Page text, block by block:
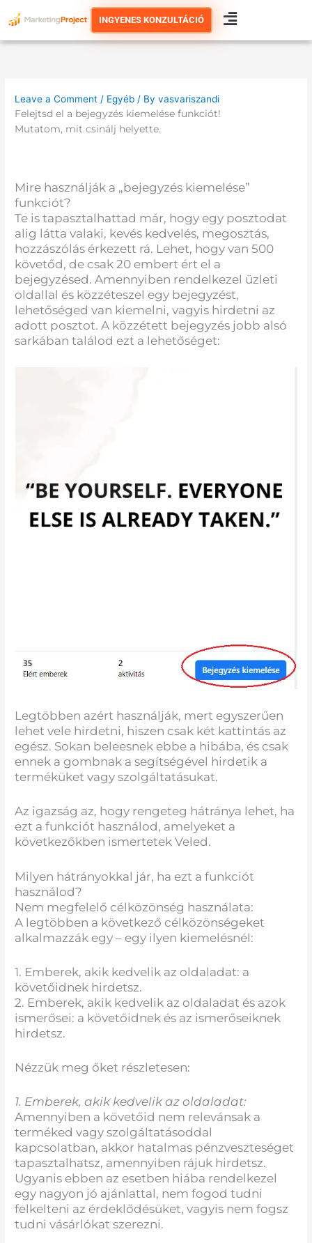
to
INGYENES KONZULTÁCIÓ
Leave a Comment / Egyéb / Byvasvariszandi
Felejtsd el a bejegyzés kiemelése funkciót!
Mutatom, mit csinálj helyette.
Mire használják a „bejegyzés kiemelése”
funkciót?
Te is tapasztalhattad már, hogy egy posztodat
alig látta valaki, kevés kedvelés, megosztás,
hozzászólás érkezett rá. Lehet, hogy van 500
követőd, de csak 20 embert ért el a
bejegyzésed. Amennyiben rendelkezel üzleti
oldallal és közzéteszel egy bejegyzést,
lehetőséged van kiemelni, vagyis hirdetni az
adott posztot. A közzétett bejegyzés jobb alsó
sarkában találod ezt a lehetőséget:
Legtöbben azért használják, mert egyszerűen
lehet vele hirdetni, hiszen csak két kattintás az
egész. Sokan beleesnek ebbe a hibába, és csak
ennek a gombnak a segítségével hirdetik a
terméküket vagy szolgáltatásukat.
Az igazság az, hogy rengeteg hátránya lehet, ha
ezt a funkciót használod, amelyeket a
következőkben ismertetek Veled.
Milyen hátrányokkal jár, ha ezt a funkciót
használod?
Nem megfelelő célközönség használata:
A legtöbben a következő célközönségeket
alkalmazzák egy – egy ilyen kiemelésnél:
1. Emberek, akik kedvelik az oldaladat: a
követőidnek hirdetsz.
2. Emberek, akik kedvelik az oldaladat és azok
ismerősei: a követőidnek és az ismerőseiknek
hirdetsz.
Nézzük meg őket részletesen:
1. Emberek, akik kedvelik az oldaladat:
Amennyiben a követőid nem relevánsak a
terméked vagy szolgáltatásoddal
kapcsolatban, akkor hatalmas pénzveszteséget
tapasztalhatsz, amennyiben rájuk hirdetsz.
Ugyanis ebben az esetben hiába rendelkezel
egy nagyon jó ajánlattal, nem fogod tudni
felkelteni az érdeklődésüket, vagyis nem fogsz
tudni vásárlókat szerezni.